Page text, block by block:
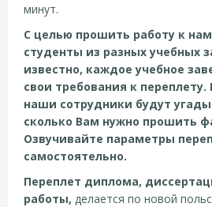
минут.
С целью прошить работу к
студенты из разных учебных
известно, каждое учебное
свои требования к
наши сотрудники будут
сколько Вам нужно прошить
Озвучивайте параметры
самостоятельно.
Переплет диплома,
работы, делается по новой